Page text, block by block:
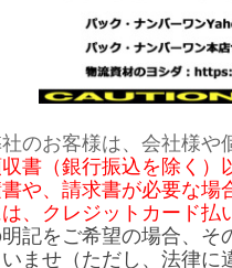
のお客様は、会社様や
書（銀行振込を除く）
や、請求書が必要な場
、クレジットカード払
記をご希望の場合、そ
いませ（ただし、法律に